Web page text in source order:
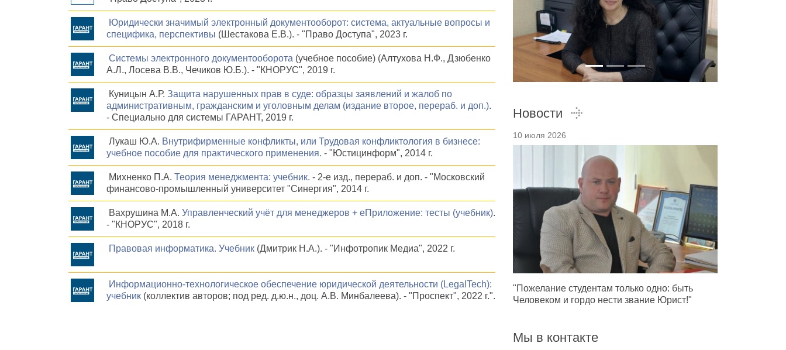
Юридически значимый электронный документооборот: система, актуальные вопросы и
специфика, перспективы (Шестакова Е.В.). - "Право Доступа", 2023 г.
Системы электронного документооборота (учебное пособие) (Алтухова Н.Ф., Дзюбенко
А.Л., Лосева В.В., Чечиков Ю.Б.). - "КНОРУС", 2019 г.
Куницын А.Р. Защита нарушенных прав в суде: образцы заявлений и жалоб по
административным, гражданским и уголовным делам (издание второе, перераб. и доп.).
- Специально для системы ГАРАНТ, 2019 г.
Лукаш Ю.А. Внутрифирменные конфликты, или Трудовая конфликтология в бизнесе:
учебное пособие для практического применения. - "Юстицинформ", 2014 г.
Михненко П.А. Теория менеджмента: учебник. - 2-е изд., перераб. и доп. - "Московский
финансово-промышленный университет "Синергия", 2014 г.
Вахрушина М.А. Управленческий учёт для менеджеров + еПриложение: тесты (учебник).
- "КНОРУС", 2018 г.
Правовая информатика. Учебник (Дмитрик Н.А.). - "Инфотропик Медиа", 2022 г.
Информационно-технологическое обеспечение юридической деятельности (LegalTech):
учебник (коллектив авторов; под ред. д.ю.н., доц. А.В. Минбалеева). - "Проспект", 2022 г.".
Новости
10 июля 2026
"Пожелание студентам только одно: быть
Человеком и гордо нести звание Юрист!"
Мы в контакте